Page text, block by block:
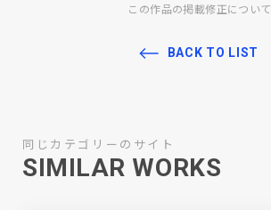
この作品の掲載修正について
BACK TO LIST
同じカテゴリーのサイト
SIMILAR WORKS